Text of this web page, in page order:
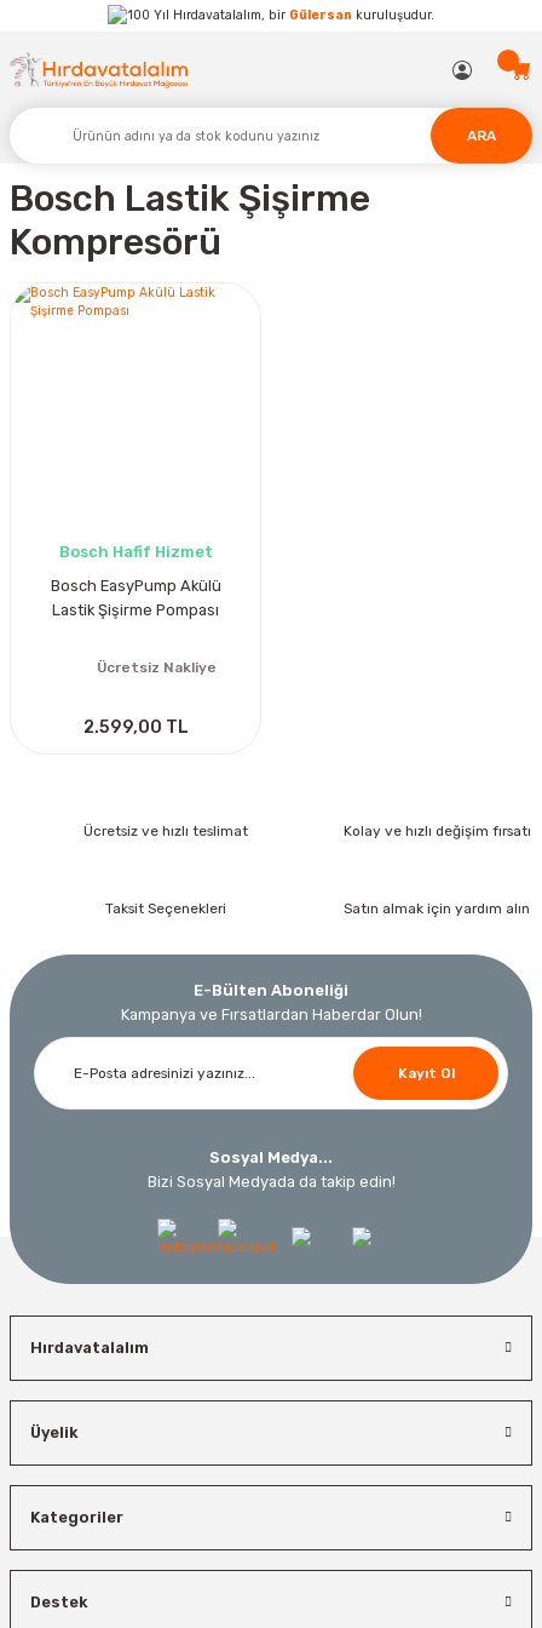
Hırdavatalalım, bir Gülersan kuruluşudur.
ARA
Bosch Lastik Şişirme
Kompresörü
Bosch Hafif Hizmet
Bosch EasyPump Akülü
Lastik Şişirme Pompası
Ücretsiz Nakliye
2.599,00 TL
Ücretsiz ve hızlı teslimat Kolay ve hızlı değişim fırsatı
Taksit Seçenekleri Satın almak için yardım alın
E-Bülten Aboneliği
Kampanya ve Fırsatlardan Haberdar Olun!
Kayıt Ol
Sosyal Medya...
Bizi Sosyal Medyada da takip edin!
Hırdavatalalım
Üyelik
Kategoriler
Destek